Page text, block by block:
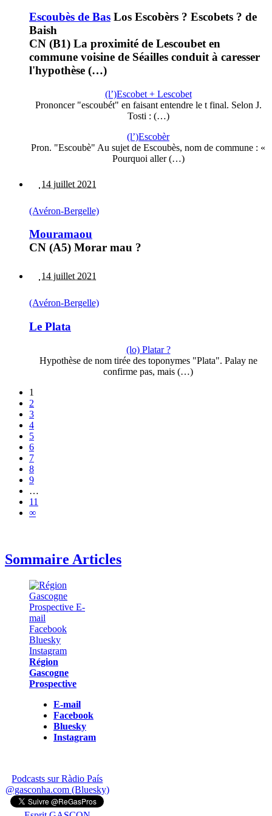
Escoubès de Bas Los Escobèrs ? Escobets ? de
Baish
CN (B1) La proximité de Lescoubet en
commune voisine de Séailles conduit à caresser
l'hypothèse (…)
(l’)Escobet + Lescobet
Prononcer "escoubét" en faisant entendre le t final. Selon J.
Tosti : (…)
(l’)Escobèr
Pron. "Escoubè" Au sujet de Escoubès, nom de commune : «
Pourquoi aller (…)
14 juillet 2021
(Avéron-Bergelle)
Mouramaou
CN (A5) Morar mau ?
14 juillet 2021
(Avéron-Bergelle)
Le Plata
(lo) Platar ?
Hypothèse de nom tirée des toponymes "Plata". Palay ne
confirme pas, mais (…)
1
2
3
4
5
6
7
8
9
…
11
∞
Sommaire Articles
Région
Gascogne
Prospective
E-mail
Facebook
Bluesky
Instagram
Podcasts sur Ràdio País
@gasconha.com (Bluesky)